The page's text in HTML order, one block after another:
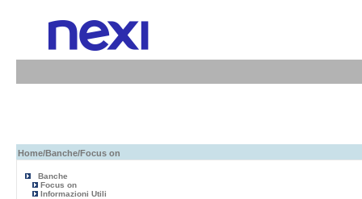
Home/Banche/Focus on
Banche
Focus on
Informazioni Utili